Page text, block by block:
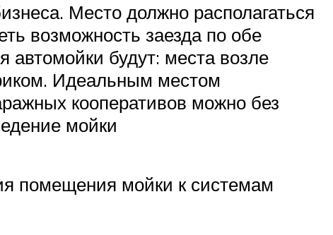
Место должно располагаться
возможность заезда по обе
будут: места возле
Идеальным местом
кооперативов можно без
мойки
помещения мойки к системам